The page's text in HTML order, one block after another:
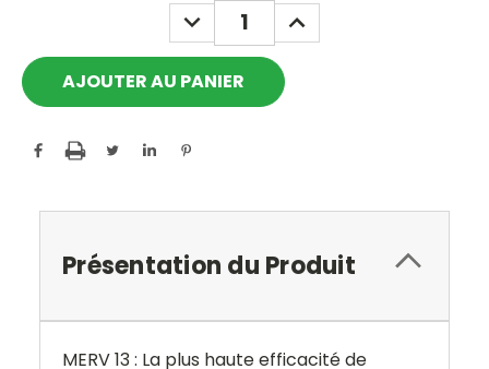
DECREASE
QUANTITY:
INCREASE
QUANTITY:
Présentation du Produit
MERV 13 : La plus haute efficacité de